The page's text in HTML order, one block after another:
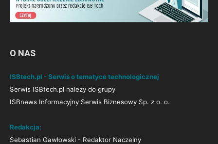
O NAS
ISBtech.pl - Serwis o tematyce technologicznej
Serwis ISBtech.pl należy do grupy
ISBnews Informacyjny Serwis Biznesowy Sp. z o. o.
Redakcja:
Sebastian Gawłowski - Redaktor Naczelny